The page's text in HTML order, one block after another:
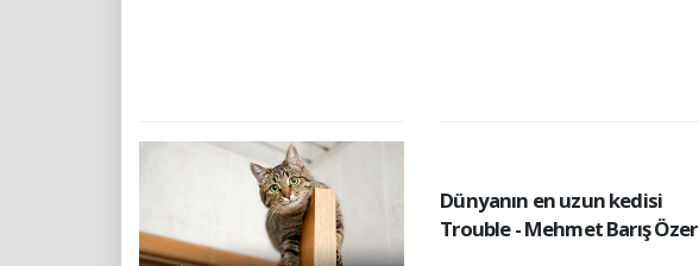
Dünyanın en uzun kedisi
Trouble - Mehmet Barış Özer